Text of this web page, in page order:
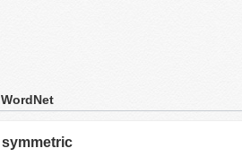
WordNet
symmetric